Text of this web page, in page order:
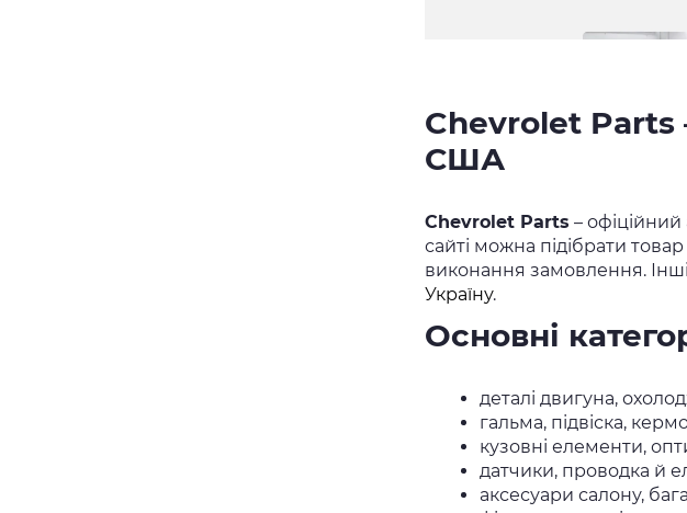
Chevrolet Parts
США
Chevrolet Parts –
сайті можна підібрати
виконання замовлення. Інші
Україну.
Основні
деталі двигуна,
гальма, підвіска,
кузовні елементи,
датчики, проводка й
аксесуари салону,